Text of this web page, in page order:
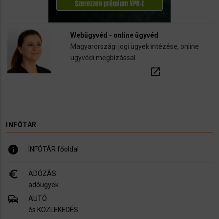
Webügyvéd - online ügyvéd
Magyarországi jogi ügyek intézése, online
ügyvédi megbízással
open_in_new
INFÓTÁR
info INFÓTÁR főoldal
euro_symbol
ADÓZÁS
adóügyek
commute
AUTÓ
és KÖZLEKEDÉS